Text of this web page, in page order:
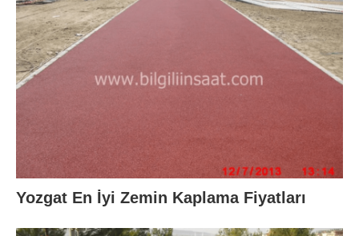
Yozgat En İyi Zemin Kaplama Fiyatları